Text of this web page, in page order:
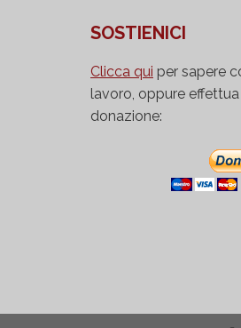
SOSTIENICI
Clicca qui per sapere
lavoro, oppure
donazione: